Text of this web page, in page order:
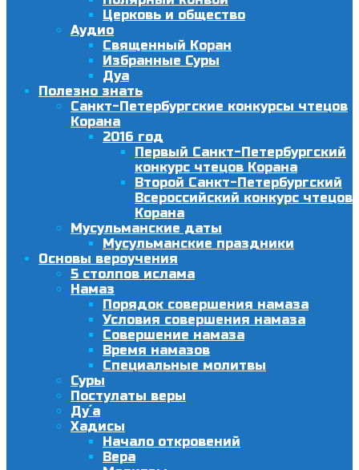
Церковь и общество
Аудио
Священный Коран
Избранные Суры
Дуа
Полезно знать
Санкт-Петербургские конкурсы чтецов
Корана
2016 год
Первый Санкт-Петербургский
конкурс чтецов Корана
Второй Санкт-Петербургский
Всероссийский конкурс чтецов
Корана
Мусульманские даты
Мусульманские праздники
Основы вероучения
5 столпов ислама
Намаз
Порядок совершения намаза
Условия совершения намаза
Совершение намаза
Время намазов
Специальные молитвы
Суры
Постулаты веры
Ду´а
Хадисы
Начало откровений
Вера